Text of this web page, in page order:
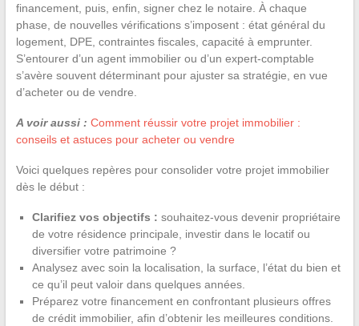
financement, puis, enfin, signer chez le notaire. À chaque
phase, de nouvelles vérifications s’imposent : état général du
logement, DPE, contraintes fiscales, capacité à emprunter.
S’entourer d’un agent immobilier ou d’un expert-comptable
s’avère souvent déterminant pour ajuster sa stratégie, en vue
d’acheter ou de vendre.
A voir aussi : Comment réussir votre projet immobilier :
conseils et astuces pour acheter ou vendre
Voici quelques repères pour consolider votre projet immobilier
dès le début :
Clarifiez vos objectifs : souhaitez-vous devenir propriétaire
de votre résidence principale, investir dans le locatif ou
diversifier votre patrimoine ?
Analysez avec soin la localisation, la surface, l’état du bien et
ce qu’il peut valoir dans quelques années.
Préparez votre financement en confrontant plusieurs offres
de crédit immobilier, afin d’obtenir les meilleures conditions.